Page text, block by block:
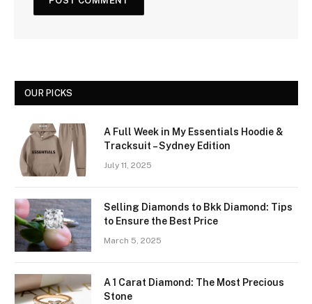
OUR PICKS
A Full Week in My Essentials Hoodie &
Tracksuit – Sydney Edition
July 11, 2025
Selling Diamonds to Bkk Diamond: Tips
to Ensure the Best Price
March 5, 2025
A 1 Carat Diamond: The Most Precious
Stone